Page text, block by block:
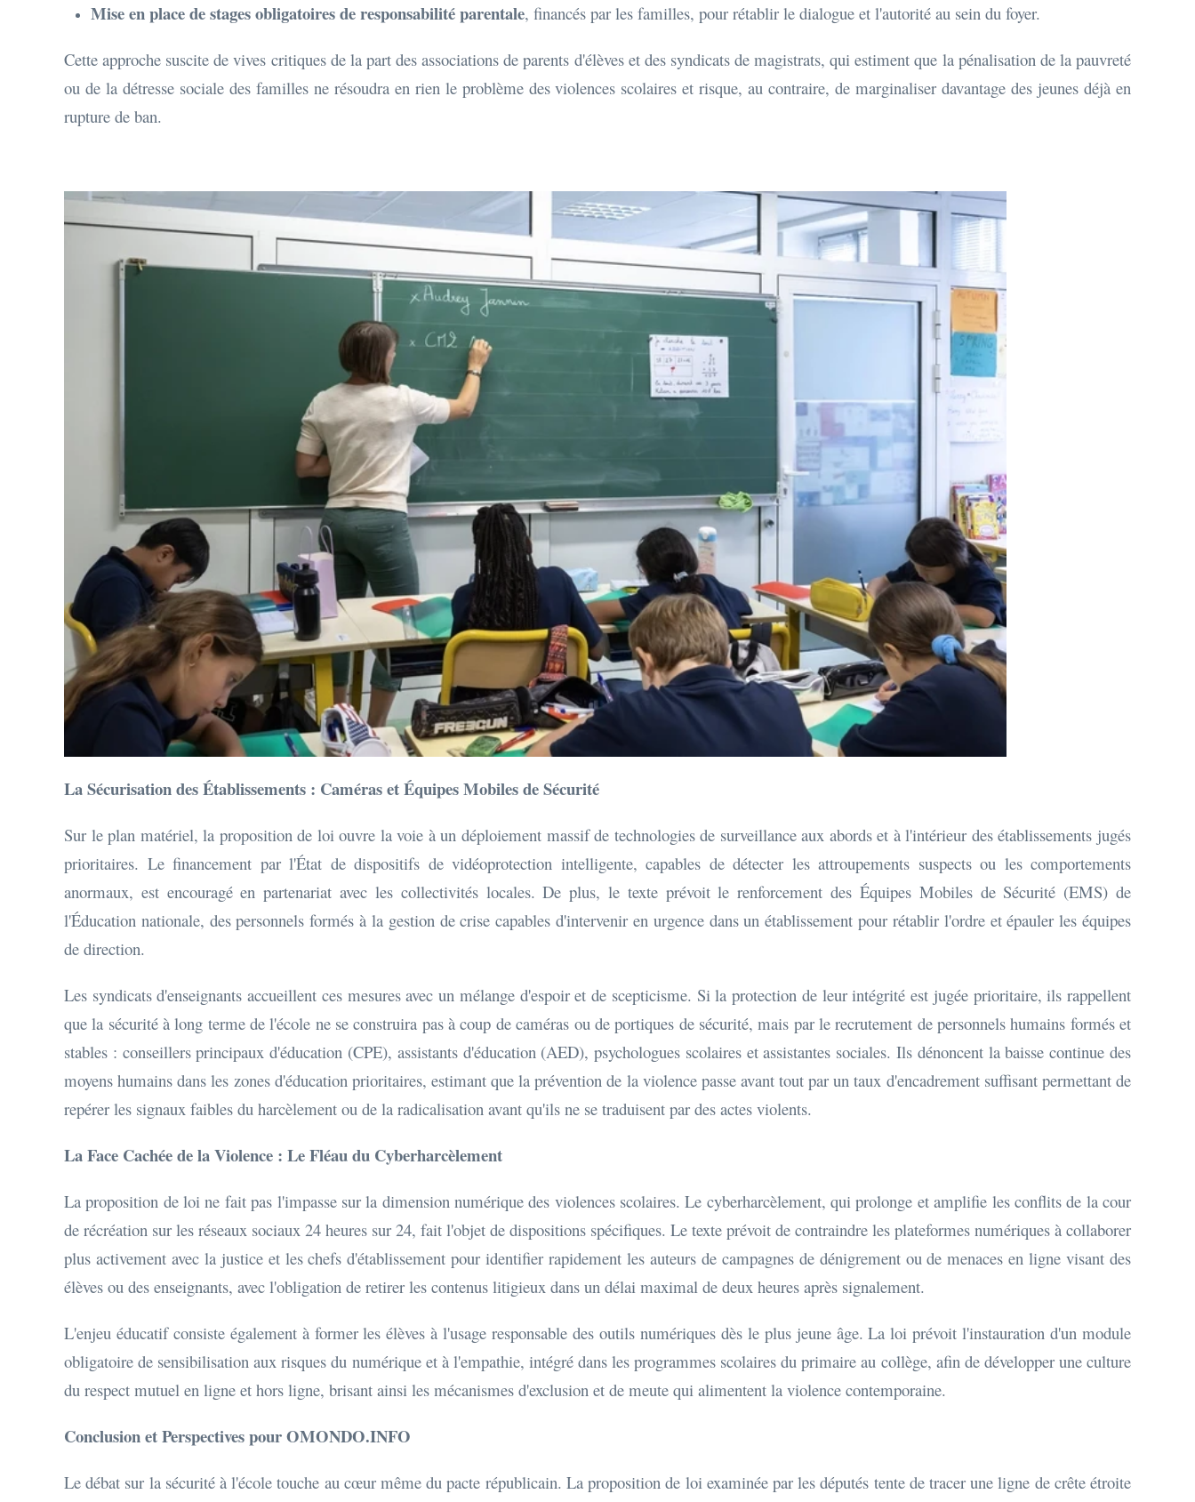
Mise en place de stages obligatoires de responsabilité parentale, financés par les familles, pour rétablir le dialogue et l'autorité au sein du foyer.
Cette approche suscite de vives critiques de la part des associations de parents d'élèves et des syndicats de magistrats, qui estiment que la pénalisation de la pauvreté
ou de la détresse sociale des familles ne résoudra en rien le problème des violences scolaires et risque, au contraire, de marginaliser davantage des jeunes déjà en
rupture de ban.
La Sécurisation des Établissements : Caméras et Équipes Mobiles de Sécurité
Sur le plan matériel, la proposition de loi ouvre la voie à un déploiement massif de technologies de surveillance aux abords et à l'intérieur des établissements jugés
prioritaires. Le financement par l'État de dispositifs de vidéoprotection intelligente, capables de détecter les attroupements suspects ou les comportements
anormaux, est encouragé en partenariat avec les collectivités locales. De plus, le texte prévoit le renforcement des Équipes Mobiles de Sécurité (EMS) de
l'Éducation nationale, des personnels formés à la gestion de crise capables d'intervenir en urgence dans un établissement pour rétablir l'ordre et épauler les équipes
de direction.
Les syndicats d'enseignants accueillent ces mesures avec un mélange d'espoir et de scepticisme. Si la protection de leur intégrité est jugée prioritaire, ils rappellent
que la sécurité à long terme de l'école ne se construira pas à coup de caméras ou de portiques de sécurité, mais par le recrutement de personnels humains formés et
stables : conseillers principaux d'éducation (CPE), assistants d'éducation (AED), psychologues scolaires et assistantes sociales. Ils dénoncent la baisse continue des
moyens humains dans les zones d'éducation prioritaires, estimant que la prévention de la violence passe avant tout par un taux d'encadrement suffisant permettant de
repérer les signaux faibles du harcèlement ou de la radicalisation avant qu'ils ne se traduisent par des actes violents.
La Face Cachée de la Violence : Le Fléau du Cyberharcèlement
La proposition de loi ne fait pas l'impasse sur la dimension numérique des violences scolaires. Le cyberharcèlement, qui prolonge et amplifie les conflits de la cour
de récréation sur les réseaux sociaux 24 heures sur 24, fait l'objet de dispositions spécifiques. Le texte prévoit de contraindre les plateformes numériques à collaborer
plus activement avec la justice et les chefs d'établissement pour identifier rapidement les auteurs de campagnes de dénigrement ou de menaces en ligne visant des
élèves ou des enseignants, avec l'obligation de retirer les contenus litigieux dans un délai maximal de deux heures après signalement.
L'enjeu éducatif consiste également à former les élèves à l'usage responsable des outils numériques dès le plus jeune âge. La loi prévoit l'instauration d'un module
obligatoire de sensibilisation aux risques du numérique et à l'empathie, intégré dans les programmes scolaires du primaire au collège, afin de développer une culture
du respect mutuel en ligne et hors ligne, brisant ainsi les mécanismes d'exclusion et de meute qui alimentent la violence contemporaine.
Conclusion et Perspectives pour OMONDO.INFO
Le débat sur la sécurité à l'école touche au cœur même du pacte républicain. La proposition de loi examinée par les députés tente de tracer une ligne de crête étroite